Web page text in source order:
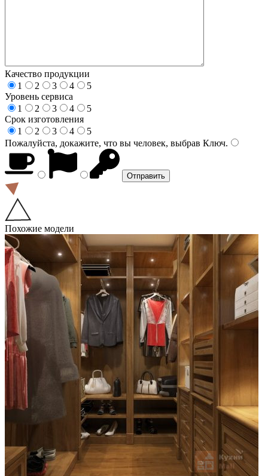
Качество продукции
1
2 3 4
5
Уровень сервиса
1
2 3 4
5
Срок изготовления
1
2 3 4
5
Пожалуйста, докажите, что вы человек, выбрав Ключ.
Похожие модели